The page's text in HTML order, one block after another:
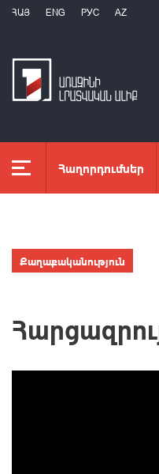
ՀԱՅ ENG РУС AZ
Հաղորդումներ
Քաղաքականություն